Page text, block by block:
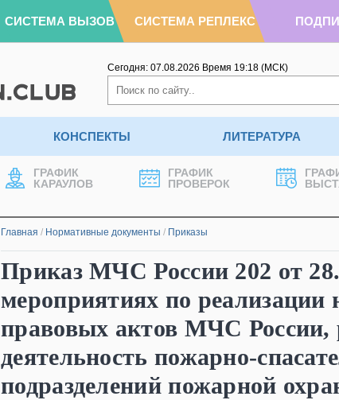
СИСТЕМА ВЫЗОВ СИСТЕМА РЕПЛЕКС
Сегодня: 07.08.2026 Время 19:18 (МСК)
КОНСПЕКТЫ ЛИТЕРАТУРА
ГРАФИК
КАРАУЛОВ
ГРАФИК
ПРОВЕРОК
Главная / Нормативные документы / Приказы
Приказ МЧС России 202 от
мероприятиях по реализации
правовых актов МЧС России,
деятельность пожарно-
подразделений пожарной